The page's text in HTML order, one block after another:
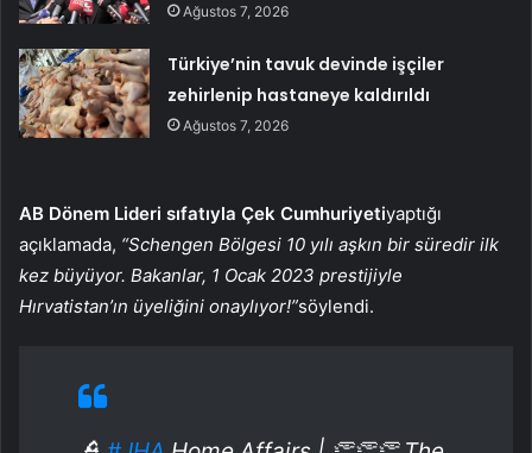
Ağustos 7, 2026
Türkiye’nin tavuk devinde işçiler
zehirlenip hastaneye kaldırıldı
Ağustos 7, 2026
AB Dönem Lideri sıfatıyla Çek Cumhuriyetiyaptığı
açıklamada, “Schengen Bölgesi 10 yılı aşkın bir süredir ilk
kez büyüyor. Bakanlar, 1 Ocak 2023 prestijiyle
Hırvatistan’ın üyeliğini onaylıyor!”söylendi.